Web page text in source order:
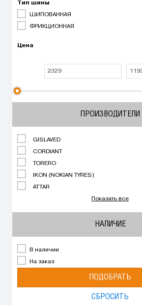
Тип шины
ШИПОВАННАЯ
ФРИКЦИОННАЯ
Цена
ПРОИЗВОДИТЕЛИ
GISLAVED
CORDIANT
TORERO
IKON (NOKIAN TYRES)
ATTAR
Показать все
НАЛИЧИЕ
В наличии
На заказ
ПОДОБРАТЬ
СБРОСИТЬ